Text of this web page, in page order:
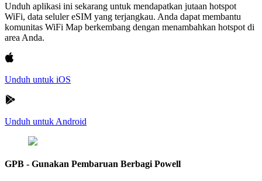
Unduh aplikasi ini sekarang untuk mendapatkan jutaan hotspot
WiFi, data seluler eSIM yang terjangkau. Anda dapat membantu
komunitas WiFi Map berkembang dengan menambahkan hotspot di
area Anda.
Unduh untuk iOS
Unduh untuk Android
GPB - Gunakan Pembaruan Berbagi Powell